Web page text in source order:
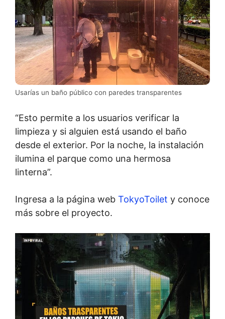
Usarías un baño público con paredes transparentes
“Esto permite a los usuarios verificar la
limpieza y si alguien está usando el baño
desde el exterior. Por la noche, la instalación
ilumina el parque como una hermosa
linterna”.
Ingresa a la página web TokyoToilet y conoce
más sobre el proyecto.